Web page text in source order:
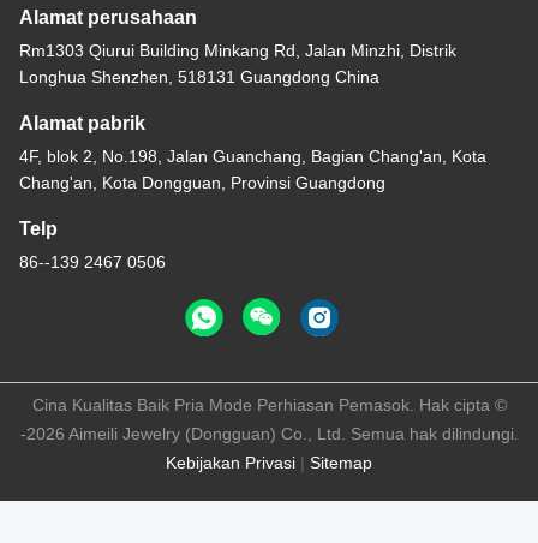
Alamat perusahaan
Rm1303 Qiurui Building Minkang Rd, Jalan Minzhi, Distrik
Longhua Shenzhen, 518131 Guangdong China
Alamat pabrik
4F, blok 2, No.198, Jalan Guanchang, Bagian Chang'an, Kota
Chang'an, Kota Dongguan, Provinsi Guangdong
Telp
86--139 2467 0506
Kebijakan Privasi | Sitemap
Cina Kualitas Baik Pria Mode Perhiasan Pemasok. Hak cipta ©
-2026 Aimeili Jewelry (Dongguan) Co., Ltd. Semua hak dilindungi.